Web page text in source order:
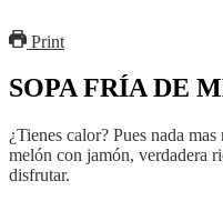
Print
SOPA FRÍA DE
¿Tienes calor? Pues nada
melón con jamón, verdadera
disfrutar.